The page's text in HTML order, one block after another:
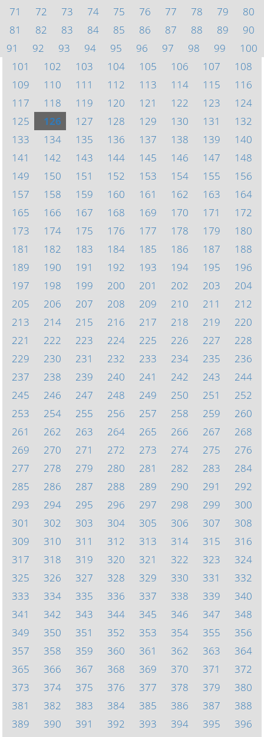
71
72 73 74 75 76 77 78 79
80
81
82 83 84 85 86 87 88 89
90
91
92 93 94 95 96 97 98 99
100
101
102 103 104 105 106 107
108
109
110 111 112 113 114 115
116
117
118 119 120 121 122 123
124
125
126 127 128 129 130 131
132
133
134 135 136 137 138 139
140
141
142 143 144 145 146 147
148
149
150 151 152 153 154 155
156
157
158 159 160 161 162 163
164
165
166 167 168 169 170 171
172
173
174 175 176 177 178 179
180
181
182 183 184 185 186 187
188
189
190 191 192 193 194 195
196
197
198 199 200 201 202 203
204
205
206 207 208 209 210 211
212
213
214 215 216 217 218 219
220
221
222 223 224 225 226 227
228
229
230 231 232 233 234 235
236
237
238 239 240 241 242 243
244
245
246 247 248 249 250 251
252
253
254 255 256 257 258 259
260
261
262 263 264 265 266 267
268
269
270 271 272 273 274 275
276
277
278 279 280 281 282 283
284
285
286 287 288 289 290 291
292
293
294 295 296 297 298 299
300
301
302 303 304 305 306 307
308
309
310 311 312 313 314 315
316
317
318 319 320 321 322 323
324
325
326 327 328 329 330 331
332
333
334 335 336 337 338 339
340
341
342 343 344 345 346 347
348
349
350 351 352 353 354 355
356
357
358 359 360 361 362 363
364
365
366 367 368 369 370 371
372
373
374 375 376 377 378 379
380
381
382 383 384 385 386 387
388
389
390 391 392 393 394 395
396